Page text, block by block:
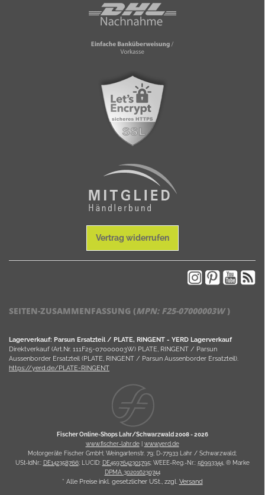
Vertrag widerrufen
SEITEN-ZUSAMMENFASSUNG (MPN: F25-07000003W)
Lagerverkauf: Parsun Ersatzteil / PLATE, RINGENT - YERD Lagerverkauf
Direktverkauf (Art.Nr. 111F25-07000003W) PLATE, RINGENT / Parsun
Aussenborder Ersatzteil (PLATE, RINGENT / Parsun Aussenborder Ersatzteil).
https://yerd.de/PLATE-RINGENT
Fischer Online-Shops Lahr/Schwarzwald 2008 -2026
www.fischer-lahr.de| www.yerd.de
Motorgeräte Fischer GmbH; Weingartenstr. 79; D-77933 Lahr / Schwarzwald;
USt-IdNr.: DE142358766; LUCID: DE4597642301795; WEEE-Reg.-Nr.: 56993344, ® Marke
DPMA 302016230744
* Alle Preise inkl. gesetzlicher USt., zzgl. Versand